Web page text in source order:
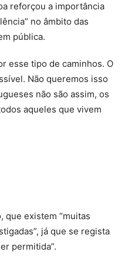
reforçou a importância
no âmbito das
pública.
esse tipo de caminhos. O
Não queremos isso
não são assim, os
aqueles que vivem
que existem “muitas
já que se regista
permitida”.